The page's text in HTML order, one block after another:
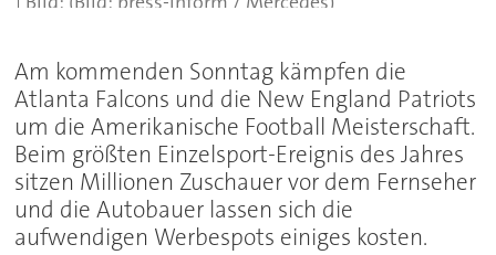
Am kommenden Sonntag kämpfen die
Atlanta Falcons und die New England Patriots
um die Amerikanische Football Meisterschaft.
Beim größten Einzelsport-Ereignis des Jahres
sitzen Millionen Zuschauer vor dem Fernseher
und die Autobauer lassen sich die
aufwendigen Werbespots einiges kosten.